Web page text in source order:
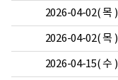
2026-04-02( 목 )
2026-04-02( 목 )
2026-04-15( 수 )